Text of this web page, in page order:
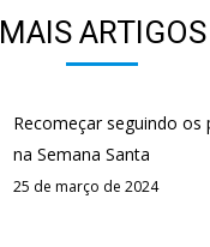
MAIS ARTIGOS
Recomeçar seguindo os
na Semana Santa
25 de março de 2024